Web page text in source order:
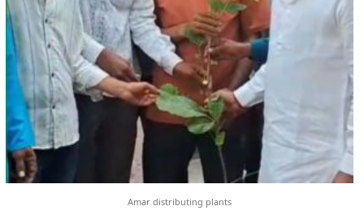
Amar distributing plants